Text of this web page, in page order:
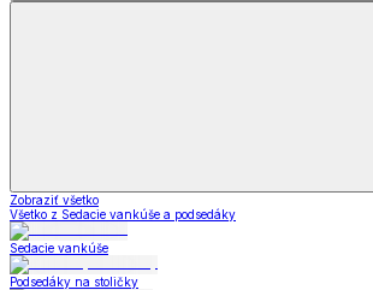
Zobraziť všetko
Všetko z Sedacie vankúše a podsedáky
Sedacie vankúše
Podsedáky na stoličky